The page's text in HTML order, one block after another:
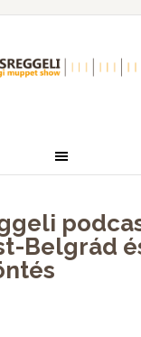
Belgrád